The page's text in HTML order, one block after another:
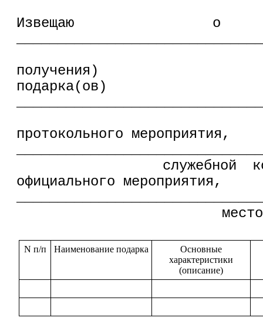
Извещаю о
получения)
протокольного мероприятия,
служебной
официального мероприятия,
место и дата
N п/п Наименование подарка
Основные
характеристики
(описание)